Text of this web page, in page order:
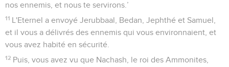
nos ennemis, et nous te servirons.’
11 L'Eternel a envoyé Jerubbaal, Bedan, Jephthé et Samuel,
et il vous a délivrés des ennemis qui vous environnaient, et
vous avez habité en sécurité.
12 Puis, vous avez vu que Nachash, le roi des Ammonites,